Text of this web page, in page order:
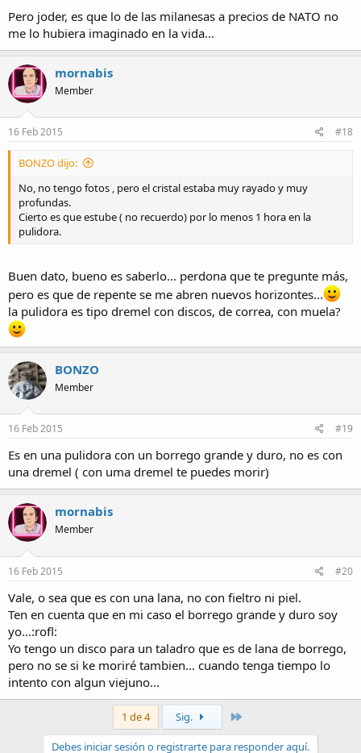
Pero joder, es que lo de las milanesas a precios de NATO no
me lo hubiera imaginado en la vida...
mornabis
Member
16 Feb 2015 #18
BONZO dijo:
No, no tengo fotos , pero el cristal estaba muy rayado y muy
profundas.
Cierto es que estube ( no recuerdo) por lo menos 1 hora en la
pulidora.
Buen dato, bueno es saberlo... perdona que te pregunte más,
pero es que de repente se me abren nuevos horizontes...
la pulidora es tipo dremel con discos, de correa, con muela?
BONZO
Member
16 Feb 2015 #19
Es en una pulidora con un borrego grande y duro, no es con
una dremel ( con uma dremel te puedes morir)
mornabis
Member
16 Feb 2015 #20
Vale, o sea que es con una lana, no con fieltro ni piel.
Ten en cuenta que en mi caso el borrego grande y duro soy
yo...:rofl:
Yo tengo un disco para un taladro que es de lana de borrego,
pero no se si ke moriré tambien... cuando tenga tiempo lo
intento con algun viejuno...
1 de 4 Sig.
Debes iniciar sesión o registrarte para responder aquí.